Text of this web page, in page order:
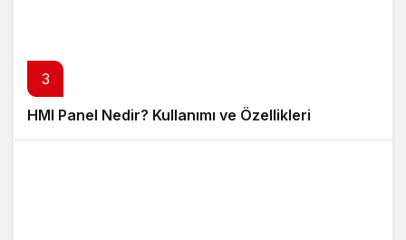
3
HMI Panel Nedir? Kullanımı ve Özellikleri